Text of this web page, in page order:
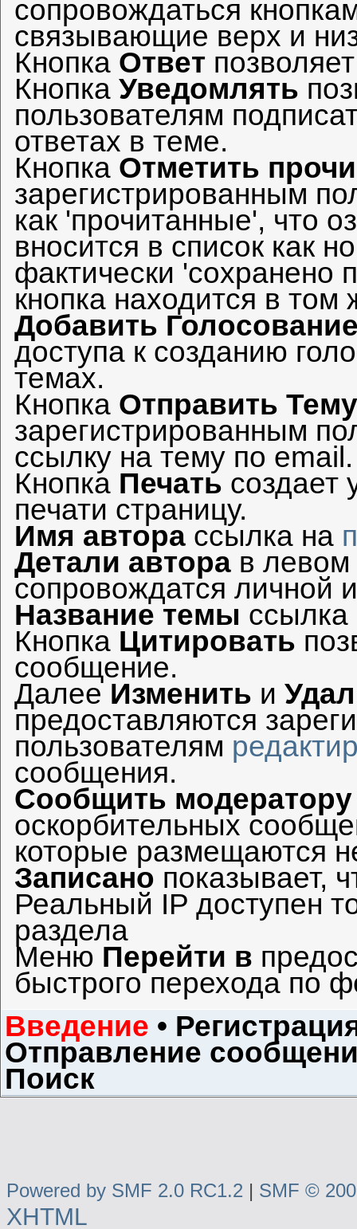
сопровождаться
связывающие верх и
Кнопка Ответ
КнопкаУведомлять
пользователям
ответах в теме.
Кнопка Отметить
зарегистрированным
как 'прочитанные', что
вносится в список как
фактически 'сохранено
кнопка находится в том
Добавить
доступа к созданию
темах.
Кнопка Отправить
зарегистрированным
ссылку на тему по email.
Кнопка Печать создает
печати страницу.
Имя автора ссылка на
Детали автора в
сопровождатся личной
Название темы
Кнопка Цитировать
сообщение.
Далее Изменить и
предоставляются
пользователям
сообщения.
Сообщить модератору
оскорбительных
которые размещаются
Записано показывает,
Реальный IP доступен
раздела
Меню Перейти в
быстрого перехода по
Введение •
Отправление
Поиск
Powered by SMF 2.0 RC1.2 | SMF ©
XHTML